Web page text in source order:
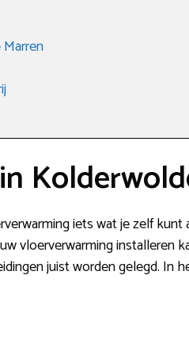
iets wat je zelf kunt
vloerverwarming installeren
juist worden gelegd. In